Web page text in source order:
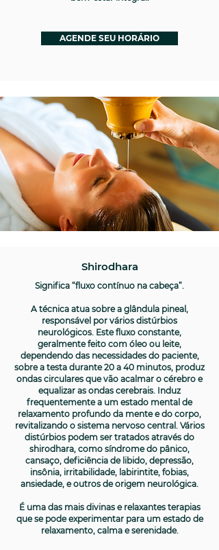
AGENDE SEU HORÁRIO
Shirodhara
Significa “fluxo contínuo na cabeça”.
A técnica atua sobre a glândula pineal,
responsável por vários distúrbios
neurológicos. Este fluxo constante,
geralmente feito com óleo ou leite,
dependendo das necessidades do paciente,
sobre a testa durante 20 a 40 minutos, produz
ondas circulares que vão acalmar o cérebro e
equalizar as ondas cerebrais. Induz
frequentemente a um estado mental de
relaxamento profundo da mente e do corpo,
revitalizando o sistema nervoso central. Vários
distúrbios podem ser tratados através do
shirodhara, como síndrome do pânico,
cansaço, deficiência de libido, depressão,
insônia, irritabilidade, labirintite, fobias,
ansiedade, e outros de origem neurológica.
É uma das mais divinas e relaxantes terapias
que se pode experimentar para um estado de
relaxamento, calma e serenidade.